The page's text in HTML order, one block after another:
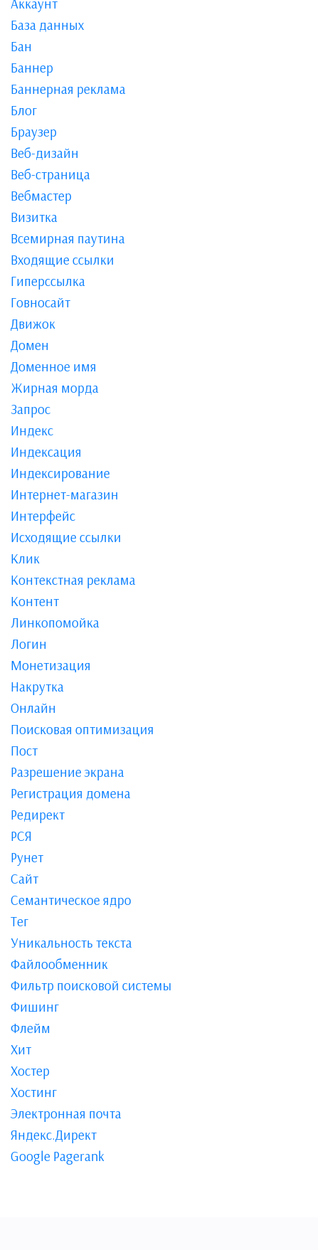
База данных
Бан
Баннер
Баннерная реклама
Блог
Браузер
Веб-дизайн
Веб-страница
Вебмастер
Визитка
Всемирная паутина
Входящие ссылки
Гиперссылка
Говносайт
Движок
Домен
Доменное имя
Жирная морда
Запрос
Индекс
Индексация
Индексирование
Интернет-магазин
Интерфейс
Исходящие ссылки
Клик
Контекстная реклама
Контент
Линкопомойка
Логин
Монетизация
Накрутка
Онлайн
Поисковая оптимизация
Пост
Разрешение экрана
Регистрация домена
Редирект
РСЯ
Рунет
Сайт
Семантическое ядро
Тег
Уникальность текста
Файлообменник
Фильтр поисковой системы
Фишинг
Флейм
Хит
Хостер
Хостинг
Электронная почта
Яндекс.Директ
​​​​​​​Google Pagerank